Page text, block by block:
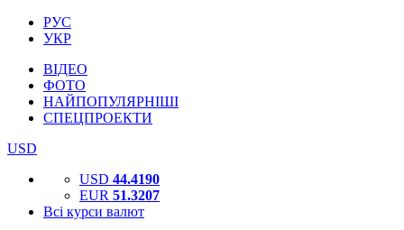
РУС
УКР
ВІДЕО
ФОТО
НАЙПОПУЛЯРНІШІ
СПЕЦПРОЕКТИ
USD
USD 44.4190
EUR 51.3207
Всі курси валют